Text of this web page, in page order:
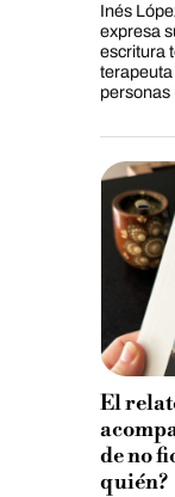
Inés
expresa
escritura
personas
El
de no
quién?